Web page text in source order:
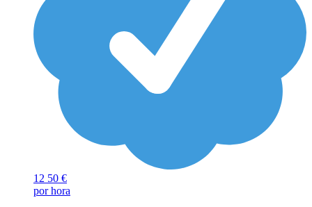
12 50 €
por hora